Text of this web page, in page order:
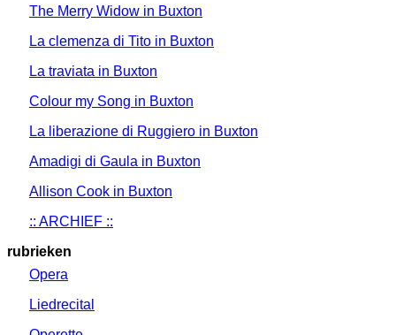
The Merry Widow in Buxton
La clemenza di Tito in Buxton
La traviata in Buxton
Colour my Song in Buxton
La liberazione di Ruggiero in Buxton
Amadigi di Gaula in Buxton
Allison Cook in Buxton
:: ARCHIEF ::
rubrieken
Opera
Liedrecital